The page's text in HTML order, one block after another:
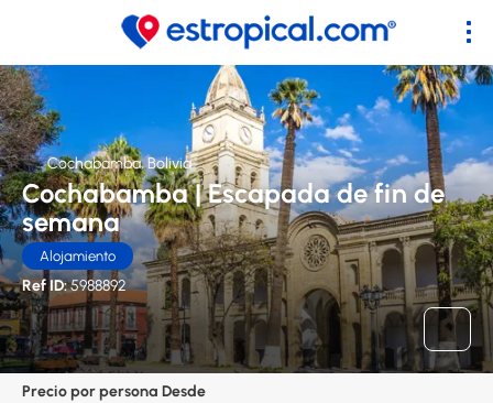
Cochabamba, Bolivia
Cochabamba | Escapada de fin de
semana
Alojamiento
Ref ID:5988892
Precio por persona Desde